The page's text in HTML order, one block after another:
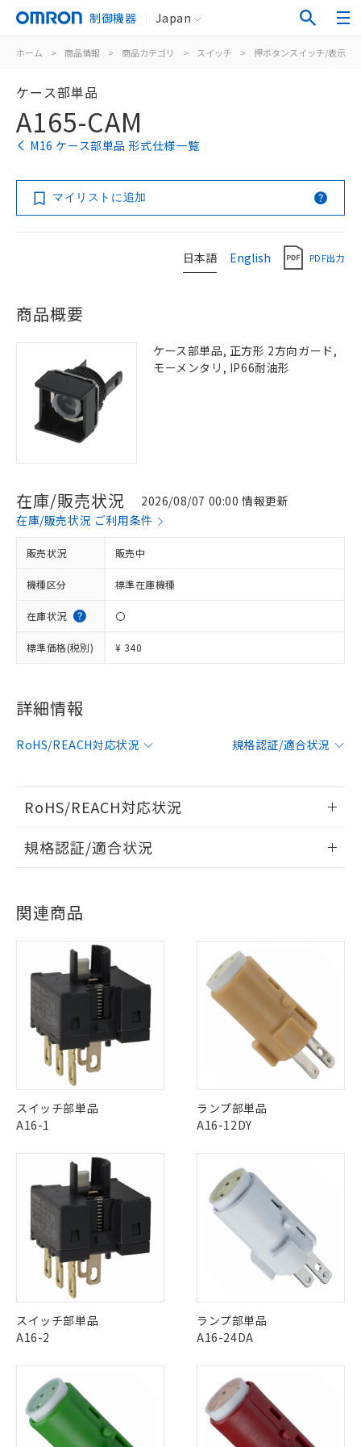
制御機器 Japan
ホーム > 商品情報 > 商品カテゴリ > スイッチ > 押ボタンスイッチ/表示灯
ケース部単品
A165-CAM
M16 ケース部単品 形式仕様一覧
マイリストに追加
日本語 English PDF出力
商品概要
ケース部単品, 正方形 2方向ガード,
モーメンタリ, IP66耐油形
在庫/販売状況
2026/08/07 00:00 情報更新
在庫/販売状況 ご利用条件
販売状況 販売中
機種区分 標準在庫機種
在庫状況 〇
標準価格(税別) ¥ 340
詳細情報
RoHS/REACH対応状況 規格認証/適合状況
RoHS/REACH対応状況
EU RoHS 注意事項・凡例
対応状況 ※1
対応済み
中国 RoHS 注意事項・凡例
中国 RoHS表※1 ※2
"対応済み"や非含有の記載がされた商品であっても、流通
在庫等で未対応品が混在する可能性があります。
非含有品が必要な際は、弊社営業部門もしくは販売店へお
問い合わせください。
規格認証/適合状況
No
LR型式承認
（イギリス
船舶規格）
DNV型式承認
（ノルウェー
船舶規格）
BV型式承認
（フランス
船舶規格）
No No
その他の認証はこちらのページからご検索ください
関連商品
スイッチ部単品
A16-1
ランプ部単品
A16-12DY
スイッチ部単品
A16-2
ランプ部単品
A16-24DA
ご利用条件
※1 対応状況
非含有に対応した製品が提供可能な商品で
す。
対応予定：EU RoHS指令（10物質）の非含
有に対応した製品に切り替える予定のある
商品です。